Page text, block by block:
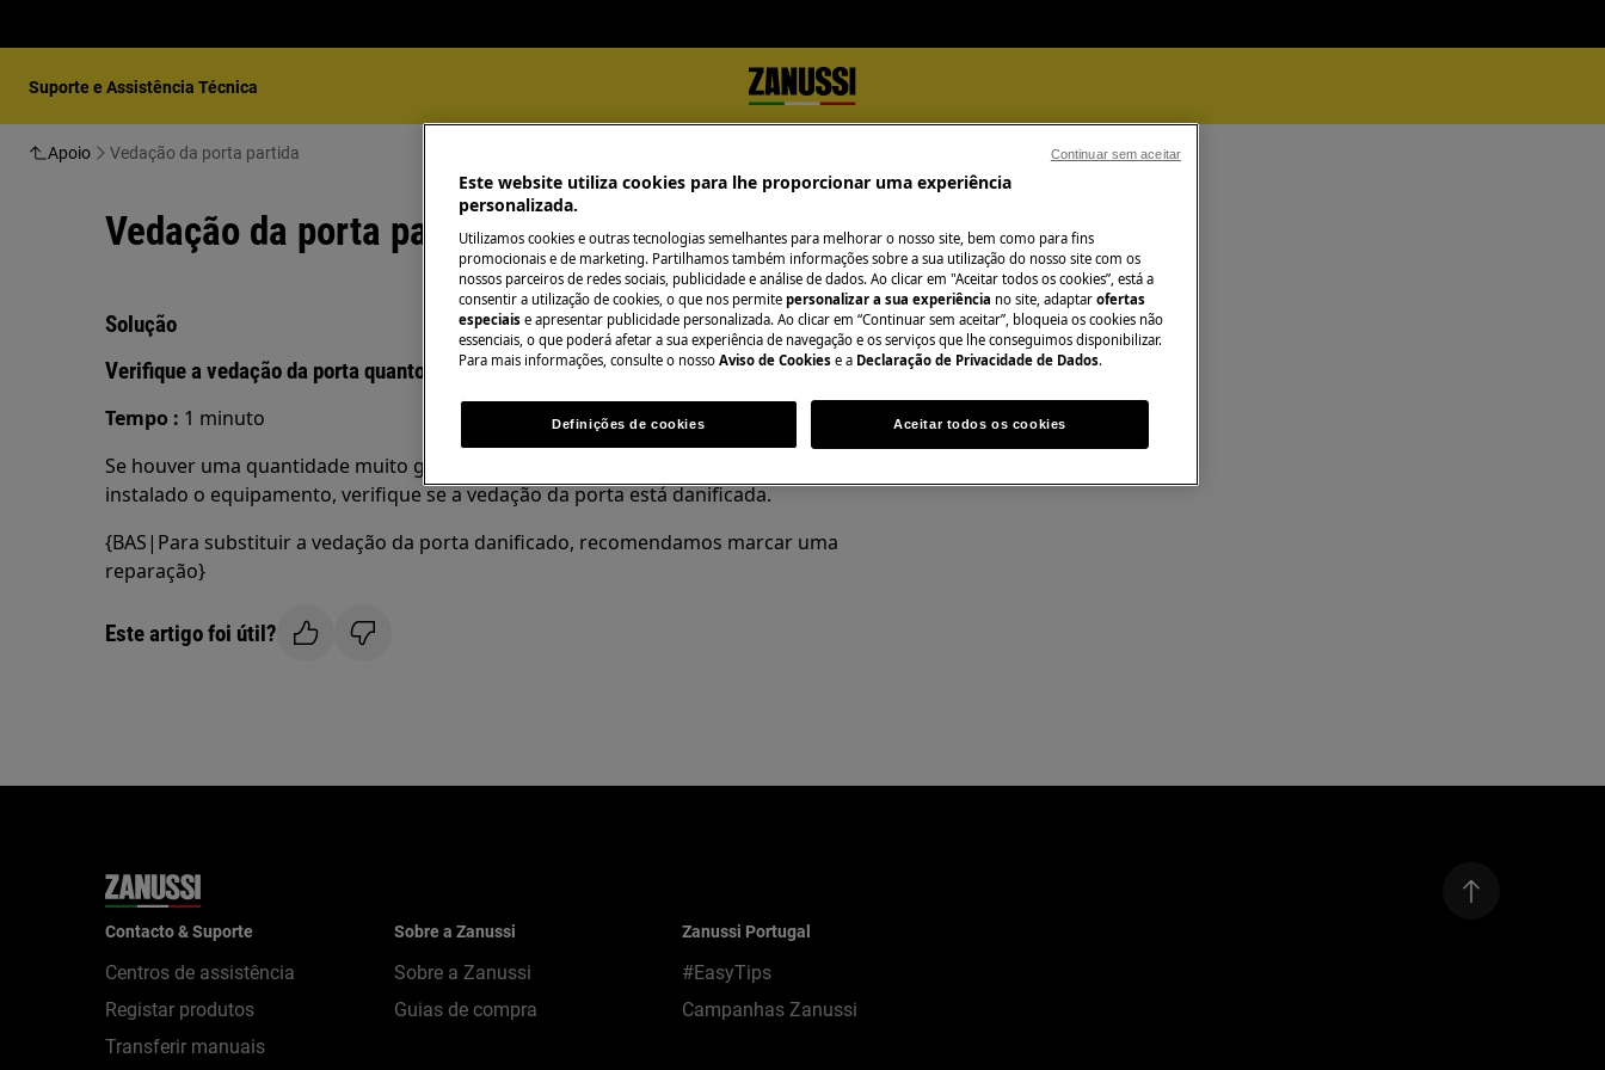
Suporte e Assistência Técnica
Apoio Vedação da porta partida
Vedação da porta partida
Solução
Verifique a vedação da porta quanto a possíveis danos
Tempo : 1 minuto
Se houver uma quantidade muito grande de humidade no local onde está
instalado o equipamento, verifique se a vedação da porta está danificada.
{BAS|Para substituir a vedação da porta danificado, recomendamos marcar uma
reparação}
Este artigo foi útil?
Contacto & Suporte
Centros de assistência
Registar produtos
Transferir manuais
Sobre a Zanussi
Sobre a Zanussi
Guias de compra
Zanussi Portugal
#EasyTips
Campanhas Zanussi
Este website utiliza cookies para lhe proporcionar uma experiência
personalizada.
Utilizamos cookies e outras tecnologias semelhantes para melhorar o nosso site, bem como para fins
promocionais e de marketing. Partilhamos também informações sobre a sua utilização do nosso site com os
nossos parceiros de redes sociais, publicidade e análise de dados. Ao clicar em "Aceitar todos os cookies”, está a
consentir a utilização de cookies, o que nos permite personalizar a sua experiência no site, adaptar ofertas
especiais e apresentar publicidade personalizada. Ao clicar em “Continuar sem aceitar”, bloqueia os cookies não
essenciais, o que poderá afetar a sua experiência de navegação e os serviços que lhe conseguimos disponibilizar.
Para mais informações, consulte o nosso Aviso de Cookies e a Declaração de Privacidade de Dados.
Definições de cookies Aceitar todos os cookies
Continuar sem aceitar